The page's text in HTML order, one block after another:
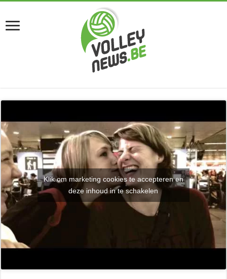
Klik om marketing cookies te accepteren en
deze inhoud in te schakelen